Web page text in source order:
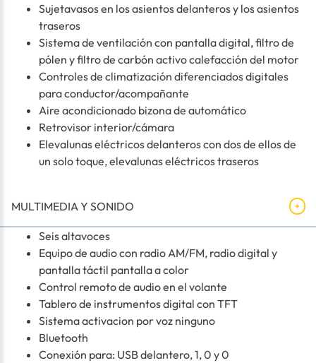
Sujetavasos en los asientos delanteros y los asientos
traseros
Sistema de ventilación con pantalla digital, filtro de
pólen y filtro de carbón activo calefacción del motor
Controles de climatización diferenciados digitales
para conductor/acompañante
Aire acondicionado bizona de automático
Retrovisor interior/cámara
Elevalunas eléctricos delanteros con dos de ellos de
un solo toque, elevalunas eléctricos traseros
MULTIMEDIA Y SONIDO
Seis altavoces
Equipo de audio con radio AM/FM, radio digital y
pantalla táctil pantalla a color
Control remoto de audio en el volante
Tablero de instrumentos digital con TFT
Sistema activacion por voz ninguno
Bluetooth
Conexión para: USB delantero, 1, 0 y 0